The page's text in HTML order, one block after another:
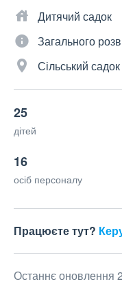
Дитячий садок
Загального
Сільський садок
25
дітей
16
осіб персоналу
Працюєте тут?
Останнє оновлення